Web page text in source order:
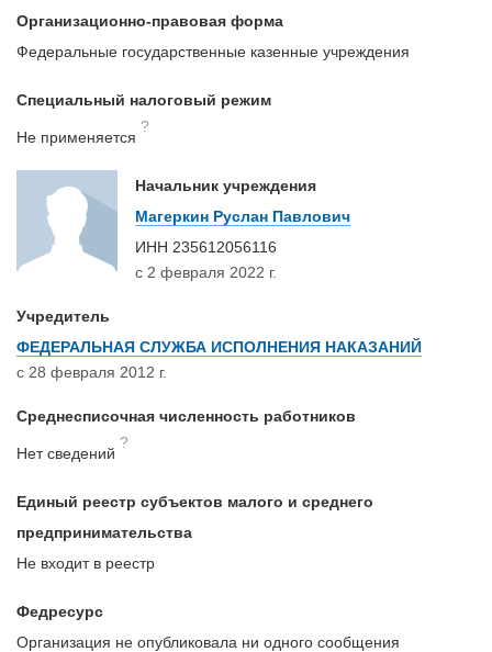
Организационно-правовая форма
Федеральные государственные казенные учреждения
Специальный налоговый режим
Не применяется
?
Начальник учреждения
Магеркин Руслан Павлович
ИНН 235612056116
с 2 февраля 2022 г.
Учредитель
ФЕДЕРАЛЬНАЯ СЛУЖБА ИСПОЛНЕНИЯ НАКАЗАНИЙ
с 28 февраля 2012 г.
Среднесписочная численность работников
Нет сведений
?
Единый реестр субъектов малого и среднего
предпринимательства
Не входит в реестр
Федресурс
Организация не опубликовала ни одного сообщения